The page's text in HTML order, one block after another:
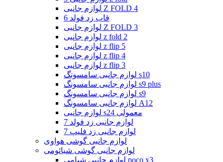
لوازم جانبی Z FOLD 4
قاب زد فولد 6
لوازم جانبی Z FOLD 3
لوازم جانبی z fold 2
لوازم جانبی z flip 5
لوازم جانبی z flip 4
لوازم جانبی z flip 3
لوازم جانبی سامسونگ s10
لوازم جانبی سامسونگ s9 plus
لوازم جانبی سامسونگ s9
لوازم جانبی سامسونگ A12
لوازم جانبی s24 معمولی
لوازم جانبی زد فولد 7
لوازم جانبی زد فلیپ 7
لوازم جانبی گوشی هواوی
لوازم جانبی گوشی شیائومی
لوازم جانبی شیامی poco x3